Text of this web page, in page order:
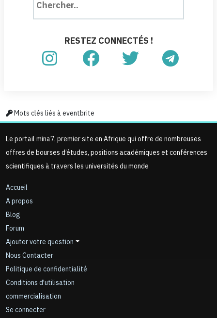
RESTEZ CONNECTÉS !
Mots clés liés à eventbrite
Le portail mina7, premier site en Afrique qui offre de nombreuses
offres de bourses d’études, positions académiques et conférences
scientifiques à travers les universités du monde
Accueil
A propos
Blog
Forum
Ajouter votre question
Nous Contacter
Politique de confidentialité
Conditions d'utilisation
commercialisation
Se connecter